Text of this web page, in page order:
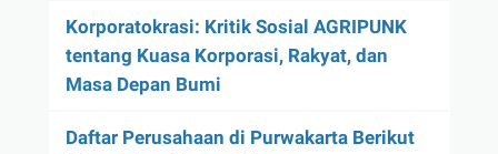
Korporatokrasi: Kritik Sosial AGRIPUNK
tentang Kuasa Korporasi, Rakyat, dan
Masa Depan Bumi
Daftar Perusahaan di Purwakarta Berikut